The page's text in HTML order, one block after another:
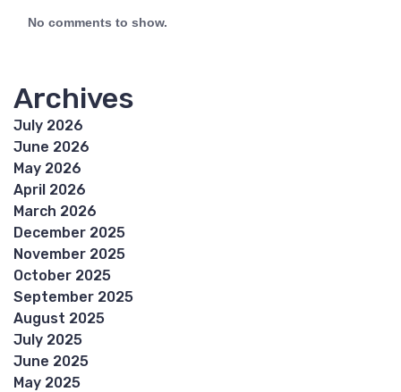
No comments to show.
Archives
July 2026
June 2026
May 2026
April 2026
March 2026
December 2025
November 2025
October 2025
September 2025
August 2025
July 2025
June 2025
May 2025